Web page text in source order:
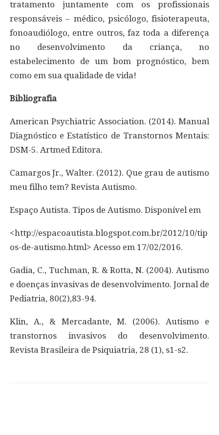
tratamento juntamente com os profissionais
responsáveis – médico, psicólogo, fisioterapeuta,
fonoaudiólogo, entre outros, faz toda a diferença
no desenvolvimento da criança, no
estabelecimento de um bom prognóstico, bem
como em sua qualidade de vida!
Bibliografia
American Psychiatric Association. (2014). Manual
Diagnóstico e Estatístico de Transtornos Mentais:
DSM-5. Artmed Editora.
Camargos Jr., Walter. (2012). Que grau de autismo
meu filho tem? Revista Autismo.
Espaço Autista. Tipos de Autismo. Disponível em
<http://espacoautista.blogspot.com.br/2012/10/tip
os-de-autismo.html> Acesso em 17/02/2016.
Gadia, C., Tuchman, R. & Rotta, N. (2004). Autismo
e doenças invasivas de desenvolvimento. Jornal de
Pediatria, 80(2),83-94.
Klin, A., & Mercadante, M. (2006). Autismo e
transtornos invasivos do desenvolvimento.
Revista Brasileira de Psiquiatria, 28 (1), s1-s2.